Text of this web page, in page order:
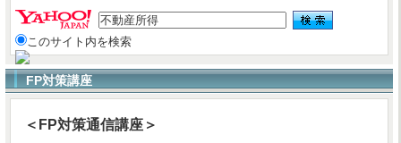
このサイト内を検索
FP対策講座
＜FP対策通信講座＞